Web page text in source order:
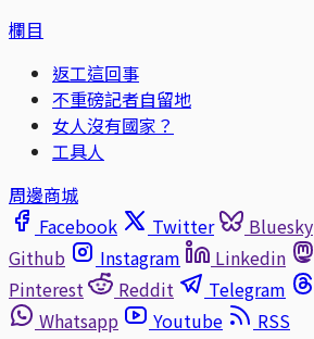
欄目
返工這回事
不重磅記者自留地
女人沒有國家？
工具人
周邊商城
Facebook
Twitter Bluesky
Github
Instagram Linkedin
Pinterest
Reddit Telegram
Whatsapp
Youtube
RSS